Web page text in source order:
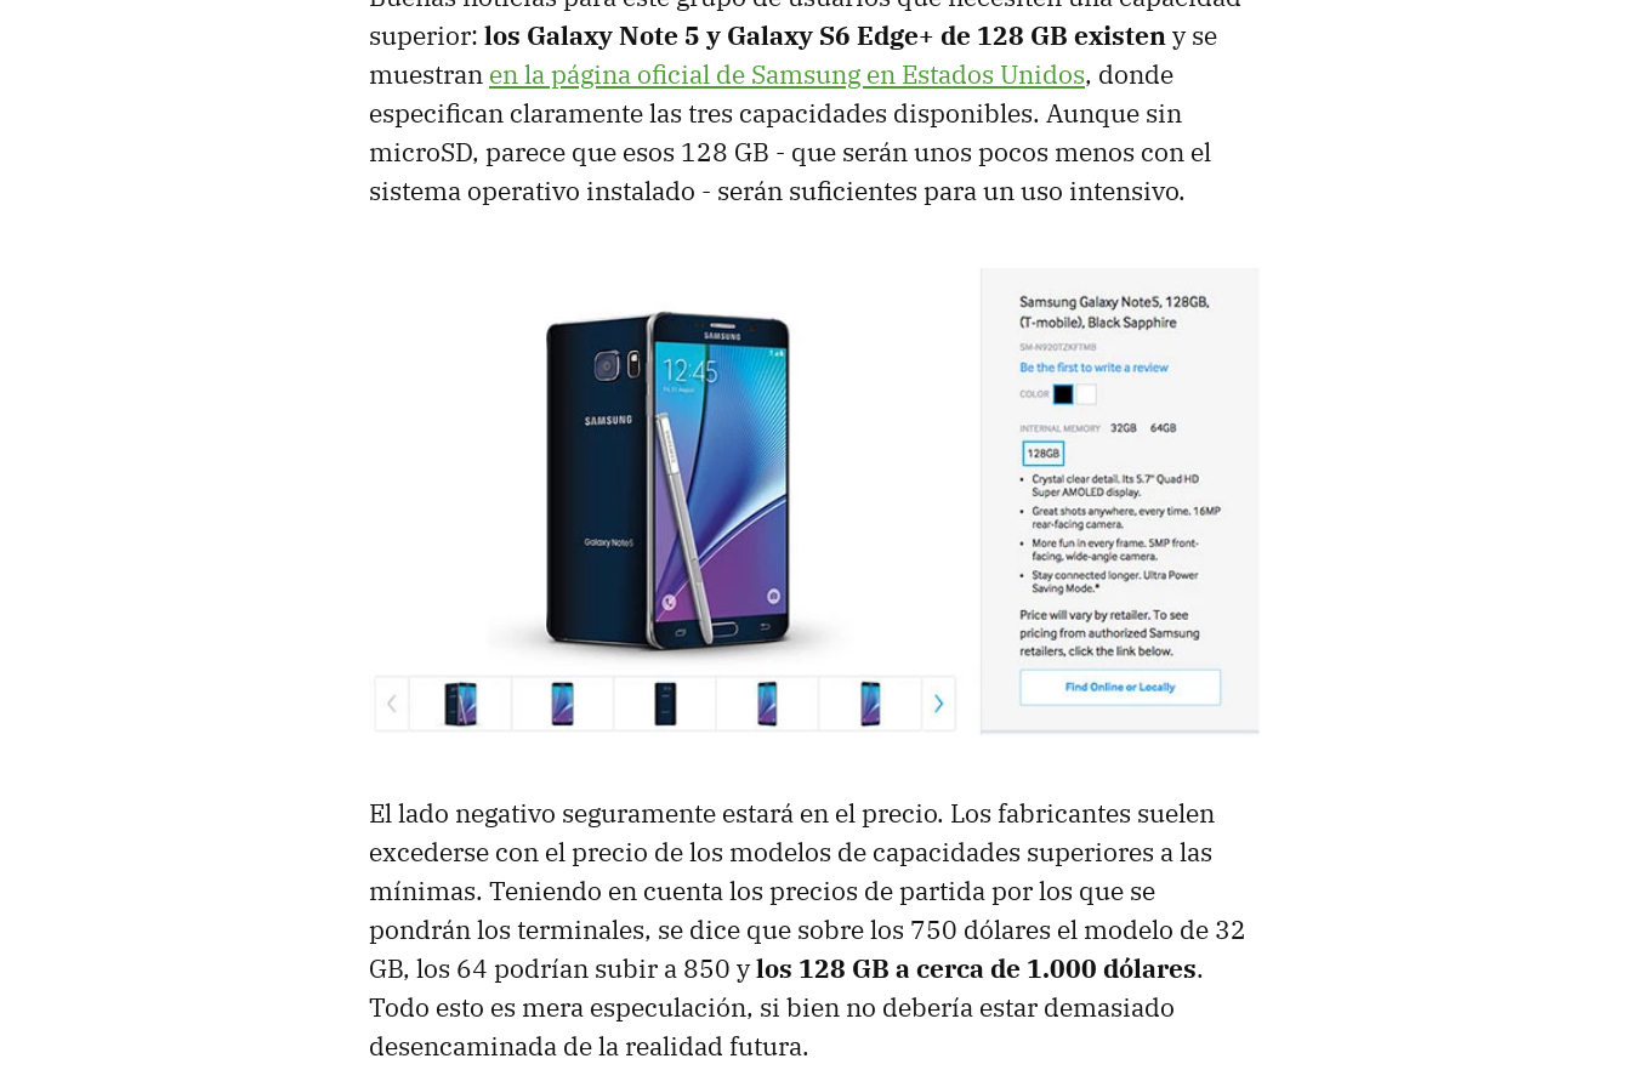
superior: los Galaxy Note 5 y Galaxy S6 Edge+ de 128 GB existeny se
muestran en la página oficial de Samsung en Estados Unidos, donde
especifican claramente las tres capacidades disponibles. Aunque sin
microSD, parece que esos 128 GB - que serán unos pocos menos con el
sistema operativo instalado - serán suficientes para un uso intensivo.
El lado negativo seguramente estará en el precio. Los fabricantes suelen
excederse con el precio de los modelos de capacidades superiores a las
mínimas. Teniendo en cuenta los precios de partida por los que se
pondrán los terminales, se dice que sobre los 750 dólares el modelo de 32
GB, los 64 podrían subir a 850 ylos 128 GB a cerca de 1.000 dólares.
Todo esto es mera especulación, si bien no debería estar demasiado
desencaminada de la realidad futura.